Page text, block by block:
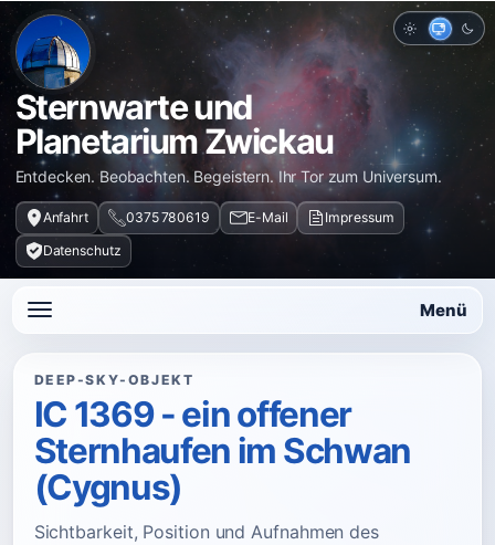
Sternwarte und
Planetarium Zwickau
Entdecken. Beobachten. Begeistern. Ihr Tor zum Universum.
Anfahrt 0375 780619 E-Mail
Impressum
Datenschutz
Hell Auto
Menü
DEEP-SKY-OBJEKT
IC 1369 - ein offener
Sternhaufen im Schwan
(Cygnus)
Sichtbarkeit, Position und Aufnahmen des